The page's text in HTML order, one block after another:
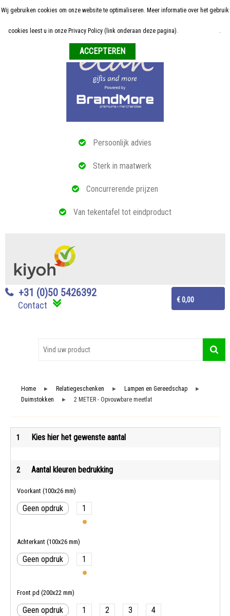
Persoonlijk advies
Sterk in maatwerk
Concurrerende prijzen
Van tekentafel tot eindproduct
€ 0,00
+31 (0)50 5426392
Contact
Home
ALLE RELATIEGESCHENKEN
Home ► Relatiegeschenken ► Lampen en Gereedschap ►
Duimstokken ► 2 METER - Opvouwbare meetlat
1 Kies hier het gewenste aantal
2 Aantal kleuren bedrukking
Voorkant (100x26 mm)
Geen opdruk 1
Achterkant (100x26 mm)
Geen opdruk 1
Front pd (200x22 mm)
Geen opdruk 1 2 3 4
Wij gebruiken cookies om onze website te optimaliseren. Meer informatie over het gebruik
cookies leest u in onze Privacy Policy (link onderaan deze pagina). .